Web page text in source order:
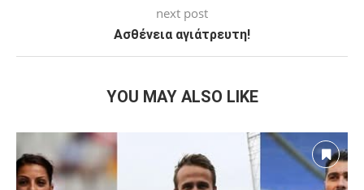
next post
Ασθένεια αγιάτρευτη!
YOU MAY ALSO LIKE